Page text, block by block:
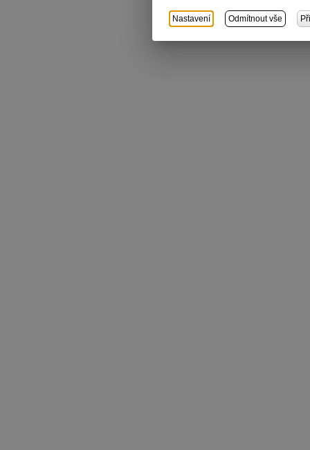
Nastavení Odmítnout vše